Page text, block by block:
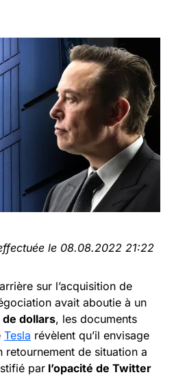
le 08.08.2022 21:22
sur l’acquisition de
avait aboutie à un
dollars, les documents
Tesla révèlent qu’il envisage
retournement de situation a
par l’opacité de Twitter